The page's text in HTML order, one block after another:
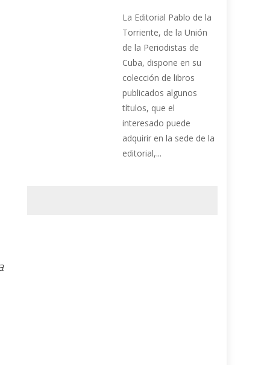
La Editorial Pablo de la
Torriente, de la Unión
de la Periodistas de
Cuba, dispone en su
colección de libros
publicados algunos
títulos, que el
interesado puede
adquirir en la sede de la
editorial,...